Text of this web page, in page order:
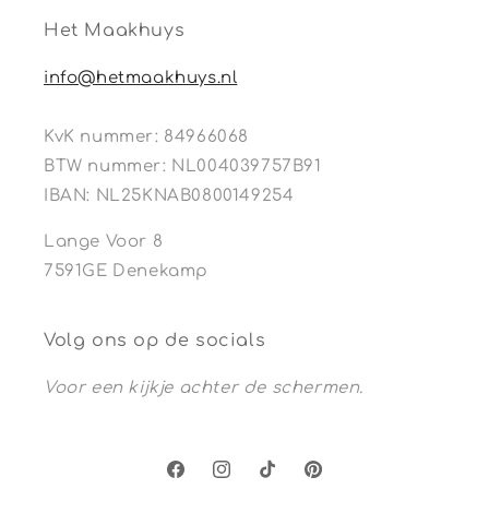
Het Maakhuys
info@hetmaakhuys.nl
KvK nummer: 84966068
BTW nummer: NL004039757B91
IBAN: NL25KNAB0800149254
Lange Voor 8
7591GE Denekamp
Volg ons op de socials
Voor een kijkje achter de schermen.
FacebookInstagramTikTokPinterest